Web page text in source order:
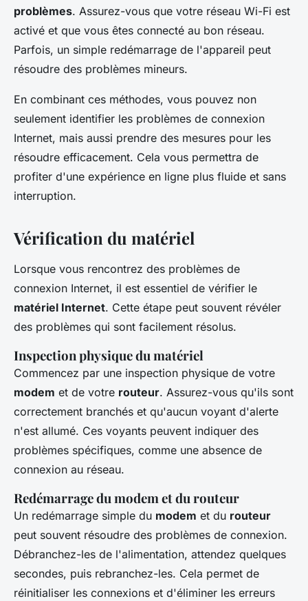
problèmes. Assurez-vous que votre réseau Wi-Fi est
activé et que vous êtes connecté au bon réseau.
Parfois, un simple redémarrage de l'appareil peut
résoudre des problèmes mineurs.
En combinant ces méthodes, vous pouvez non
seulement identifier les problèmes de connexion
Internet, mais aussi prendre des mesures pour les
résoudre efficacement. Cela vous permettra de
profiter d'une expérience en ligne plus fluide et sans
interruption.
Vérification du matériel
Lorsque vous rencontrez des problèmes de
connexion Internet, il est essentiel de vérifier le
matériel Internet. Cette étape peut souvent révéler
des problèmes qui sont facilement résolus.
Inspection physique du matériel
Commencez par une inspection physique de votre
modem et de votre routeur. Assurez-vous qu'ils sont
correctement branchés et qu'aucun voyant d'alerte
n'est allumé. Ces voyants peuvent indiquer des
problèmes spécifiques, comme une absence de
connexion au réseau.
Redémarrage du modem et du routeur
Un redémarrage simple du modem et du routeur
peut souvent résoudre des problèmes de connexion.
Débranchez-les de l'alimentation, attendez quelques
secondes, puis rebranchez-les. Cela permet de
réinitialiser les connexions et d'éliminer les erreurs